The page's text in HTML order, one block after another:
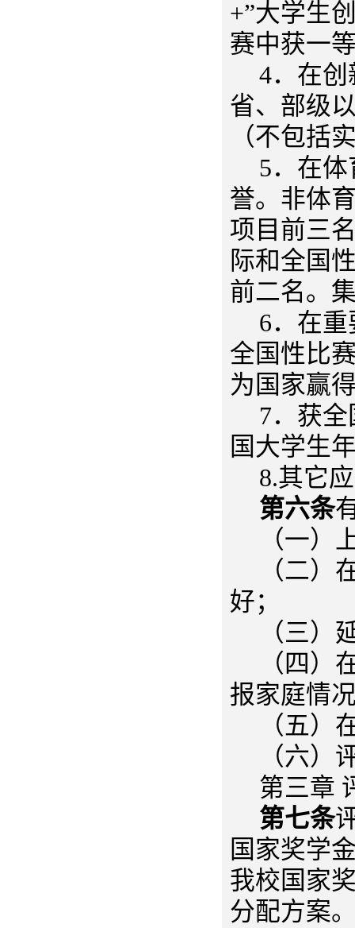
+”大学生
赛中获一
4．在
省、部级
（不包括
5．在
誉。非体
项目前三
际和全国
前二名。
6．在
全国性比
为国家赢
7．获
国大学生
8.其它
第六条
（一）
（二）
好；
（三）
（四）
报家庭情
（五）
（六）
第三章
第七条
国家奖学
我校国家
分配方案